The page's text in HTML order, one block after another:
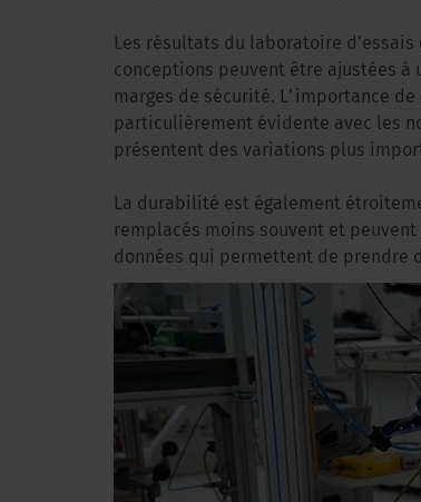
Les résultats du laboratoire
conceptions peuvent être ajustées à
marges de sécurité. L’importance
particulièrement évidente avec les
présentent des variations plus
La durabilité est également
remplacés moins souvent et
données qui permettent de prendre